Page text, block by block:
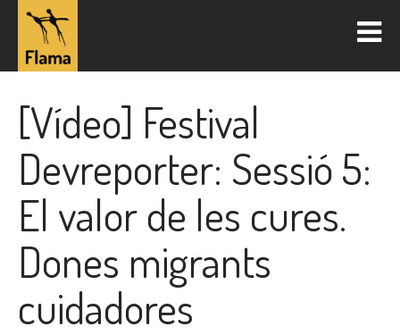
[Vídeo] Festival
Devreporter: Sessió 5:
El valor de les cures.
Dones migrants
cuidadores